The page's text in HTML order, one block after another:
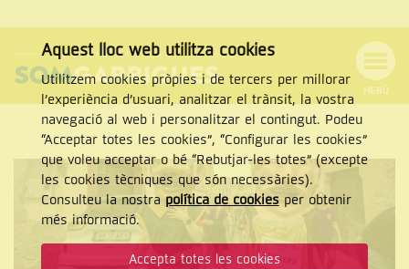
NAVEGACIÓ
MENÚ
Cercar
CERCAR
Aquest lloc web utilitza cookies
Utilitzem cookies pròpies i de tercers per millorar
l’experiència d’usuari, analitzar el trànsit, la vostra
navegació al web i personalitzar el contingut. Podeu
“Acceptar totes les cookies”, “Configurar les cookies”
que voleu acceptar o bé “Rebutjar-les totes” (excepte
les cookies tècniques que són necessàries).
Consulteu la nostra política de cookiesper obtenir
més informació.
Accepta totes les cookies